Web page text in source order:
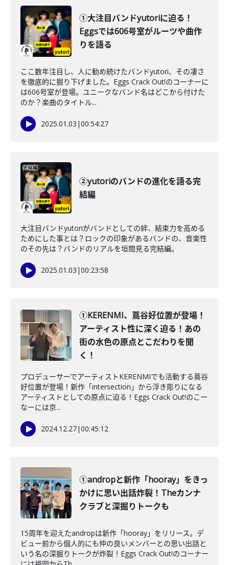
①大注目バンドyutoriに迫る！
Eggsでは606号室がルーツや曲作
りを語る
ここ数年注目し、人に勧め続けたバンドyutori、その凄さ
を徹底的に掘り下げました。Eggs Crack Out!のコーナーに
は606号室が登場。ユニークなバンド名はどこから付けた
のか？楽曲のタイトル...
2025.01.03 |00:54:27
②yutoriのバンドの進化を語る完
結編
大注目バンドyutoriがバンドとしての絆、結束力を高める
ためにした事とは？ロックの印象があるバンドの、音楽性
のその先は？バンドのリアルを垣間見る完結編。
2025.01.03 |00:23:58
①KERENMI、蔦谷好位置が登場！
アーティスト性に深く迫る！あの
街の水色の原点とこだわりを聞
く！
プロデューサーでアーティストKERENMIでも活動する蔦谷
好位置が登場！新作「intersection」から浮き彫りになる
アーティストとしての原点に迫る！Eggs Crack Out!のこー
なーには京...
2024.12.27|00:45:12
①andropと新作「hooray」をきっ
かけに思い出話炸裂！Theカンナ
クラブと深掘りトークも
15周年を迎えたandropは新作「hooray」をリリース。デ
ビュー前から個人的にも仲の良いメンバーとの思い出話と
いう名の深掘りトークが炸裂！Eggs Crack Out!のコーナー